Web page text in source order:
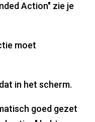
Action" zie je
moet
in het scherm.
goed gezet